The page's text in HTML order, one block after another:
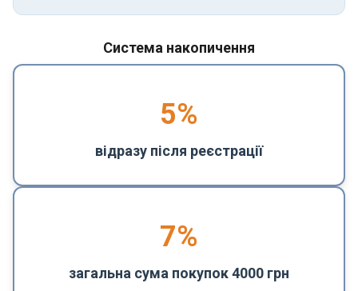
Система накопичення
5%
відразу після реєстрації
7%
загальна сума покупок 4000 грн